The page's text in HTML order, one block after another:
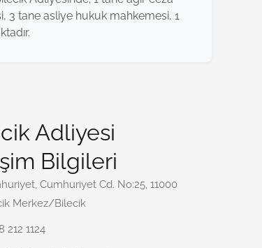
3 tane asliye hukuk mahkemesi, 1
Adliyesi
Bilgileri
Cumhuriyet Cd. No:25, 11000
Merkez/Bilecik
212 1124